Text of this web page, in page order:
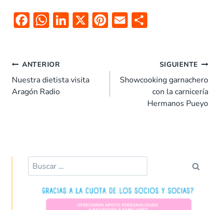
F
b
o
o
W
s
A
p
Li
dI
X Pi
es
E
ar
tir
Navegación
de
entradas
ANTERIOR
Nuestra dietista visita
Aragón Radio
SIGUIENTE
Showcooking garnachero
con la carnicería
Hermanos Pueyo
Buscar: